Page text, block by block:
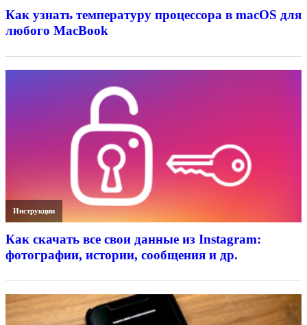
Как узнать температуру процессора в macOS для
любого MacBook
Инструкции
Как скачать все свои данные из Instagram:
фотографии, истории, сообщения и др.